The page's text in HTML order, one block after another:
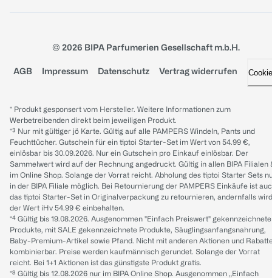
© 2026 BIPA Parfumerien Gesellschaft m.b.H.
AGB Impressum Datenschutz Vertrag widerrufen
* Produkt gesponsert vom Hersteller. Weitere Informationen zum
Werbetreibenden direkt beim jeweiligen Produkt.
*³ Nur mit gültiger jö Karte. Gültig auf alle PAMPERS Windeln, Pants und
Feuchttücher. Gutschein für ein tiptoi Starter-Set im Wert von 54.99 €,
einlösbar bis 30.09.2026. Nur ein Gutschein pro Einkauf einlösbar. Der
Sammelwert wird auf der Rechnung angedruckt. Gültig in allen BIPA Filialen
im Online Shop. Solange der Vorrat reicht. Abholung des tiptoi Starter Sets
in der BIPA Filiale möglich. Bei Retournierung der PAMPERS Einkäufe ist
das tiptoi Starter-Set in Originalverpackung zu retournieren, andernfalls wird
der Wert iHv 54.99 € einbehalten.
*⁴ Gültig bis 19.08.2026. Ausgenommen "Einfach Preiswert" gekennzeichnete
Produkte, mit SALE gekennzeichnete Produkte, Säuglingsanfangsnahrung,
Baby-Premium-Artikel sowie Pfand. Nicht mit anderen Aktionen und
kombinierbar. Preise werden kaufmännisch gerundet. Solange der Vorrat
reicht. Bei 1+1 Aktionen ist das günstigste Produkt gratis.
*⁸ Gültig bis 12.08.2026 nur im BIPA Online Shop. Ausgenommen „Einfach